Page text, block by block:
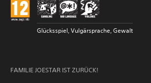
Glücksspiel, Vulgärsprache, Gewalt
FAMILIE JOESTAR IST ZURÜCK!